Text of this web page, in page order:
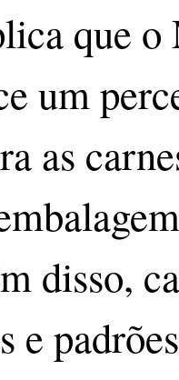
que
um
as
disso,
e